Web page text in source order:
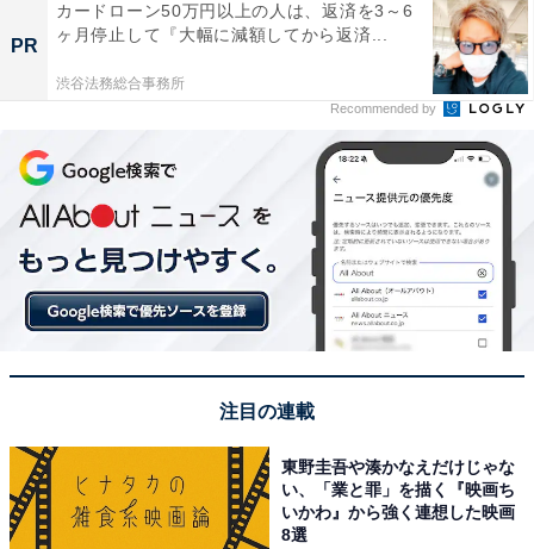
こちらもおすすめ
「関関同立」の中で最も優秀な学生が多いと思
う大学ランキング！ 2位「立命館大学」、1位
は？
PR
カードローン50万円以上の人は、返済を3～6
ヶ月停止して『大幅に減額してから返済...
渋谷法務総合事務所
Recommended by
注目の連載
東野圭吾や湊かなえだけじゃな
い、「業と罪」を描く『映画ち
いかわ』から強く連想した映画
8選